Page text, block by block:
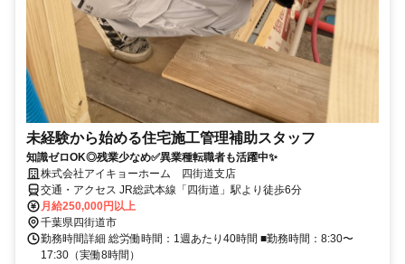
未経験から始める住宅施工管理補助スタッフ
知識ゼロOK◎残業少なめ✅異業種転職者も活躍中✨
株式会社アイキョーホーム 四街道支店
交通・アクセス JR総武本線「四街道」駅より徒歩6分
月給250,000円以上
千葉県四街道市
勤務時間詳細 総労働時間：1週あたり40時間 ■勤務時間：8:30〜
17:30（実働8時間）